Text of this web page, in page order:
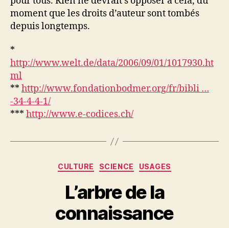
moment que les droits d’auteur sont tombés
depuis longtemps.
*
http://www.welt.de/data/2006/09/01/1017930.ht
ml
** http://www.fondationbodmer.org/fr/bibli …
-34-4-4-1/
*** http://www.e-codices.ch/
Catégories
CULTURE SCIENCE USAGES
L’arbre de la
connaissance